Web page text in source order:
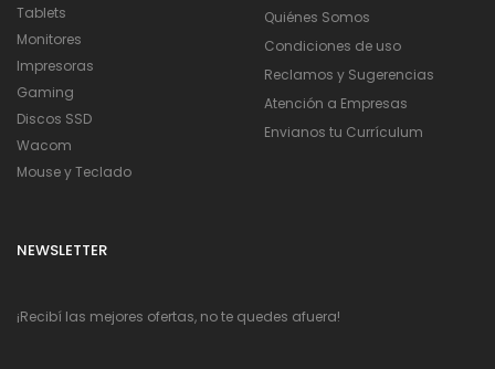
Tablets
Monitores
Impresoras
Gaming
Discos SSD
Wacom
Mouse y Teclado
Quiénes Somos
Condiciones de uso
Reclamos y Sugerencias
Atención a Empresas
Envianos tu Currículum
NEWSLETTER
¡Recibí las mejores ofertas, no te quedes afuera!